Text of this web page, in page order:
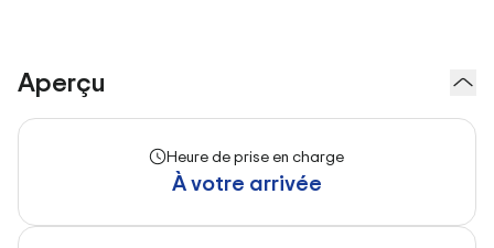
Aperçu
Heure de prise en charge
À votre arrivée